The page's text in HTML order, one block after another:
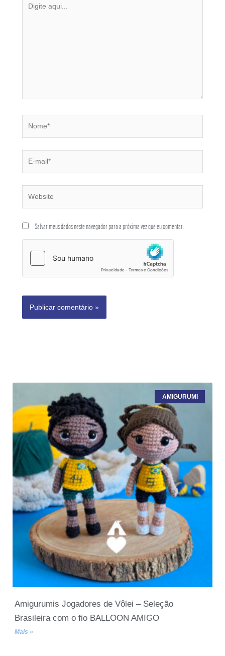
Salvar meus dados neste navegador para a próxima vez que eu comentar.
AMIGURUMI
Amigurumis Jogadores de Vôlei – Seleção
Brasileira com o fio BALLOON AMIGO
Mais »